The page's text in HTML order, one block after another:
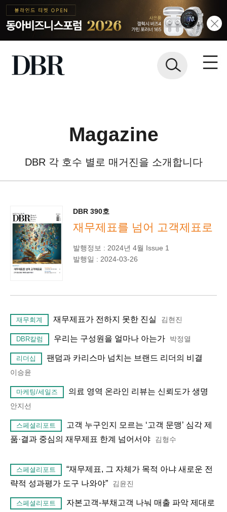
Magazine
DBR 각 호수 별로 매거진을 소개합니다
DBR 390호
재무제표를 넘어 고객제표로
발행정보 : 2024년 4월 Issue 1
발행일 : 2024-03-26
재무회계 재무제표가 전하지 못한 진실 김현진
DBR칼럼 우리는 구성원을 얼마나 아는가 박정열
리더십 팬덤과 카리스마 넘치는 브랜드 리더의 비결
이승윤
마케팅/세일즈 의료 영역 온라인 리뷰는 신뢰도가 생명
안지선
스페셜리포트
고객 누구인지 모르는 ‘고객 문맹’ 심각 제
품·결과 중심의 재무제표 한계 넘어서야
김형수
스페셜리포트
“재무제표, 그 자체가 목적 아냐 새로운 전
략적 성과평가 도구 나와야”
김윤진
스페셜리포트
자본고객-부채고객 나눠 매출 파악 제대로